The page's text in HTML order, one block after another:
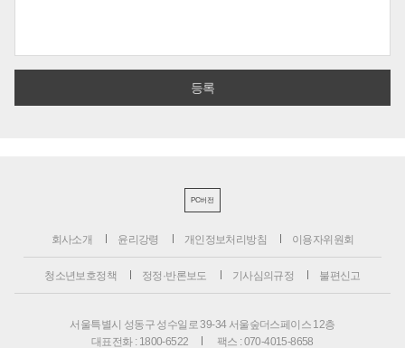
PC버전
회사소개 윤리강령 개인정보처리방침 이용자위원회
청소년보호정책 정정·반론보도 기사심의규정 불편신고
서울특별시 성동구 성수일로 39-34 서울숲더스페이스 12층
대표전화 : 1800-6522
팩스 : 070-4015-8658